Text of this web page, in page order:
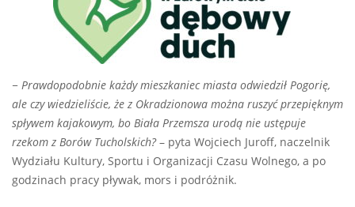
− Prawdopodobnie każdy mieszkaniec miasta odwiedził Pogorię,
ale czy wiedzieliście, że z Okradzionowa można ruszyć przepięknym
spływem kajakowym, bo Biała Przemsza urodą nie ustępuje
rzekom z Borów Tucholskich?– pyta Wojciech Juroff, naczelnik
Wydziału Kultury, Sportu i Organizacji Czasu Wolnego, a po
godzinach pracy pływak, mors i podróżnik.